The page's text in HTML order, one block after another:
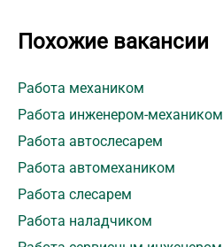
Похожие вакансии
Работа механиком
Работа инженером-механиком
Работа автослесарем
Работа автомехаником
Работа слесарем
Работа наладчиком